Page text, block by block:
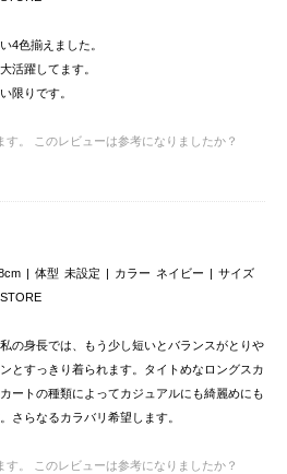
4色揃えました。
活躍してます。
限りです。
す。
このレビューは参考になりましたか？
体型 未設定 カラー ネイビー
サイズ
STORE
の身長では、もう少し短いとバランスがとりや
とすっきり着られます。タイトめなロングスカ
ートの種類によってカジュアルにも綺麗めにも
さらなるカラバリ希望します。
す。
このレビューは参考になりましたか？